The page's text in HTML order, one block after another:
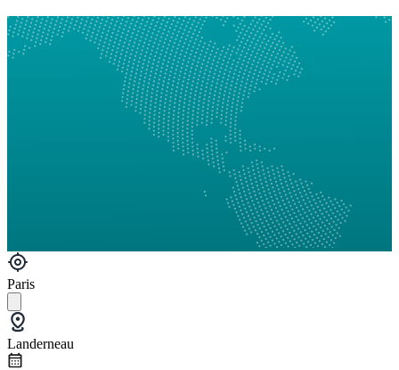
Paris
Landerneau